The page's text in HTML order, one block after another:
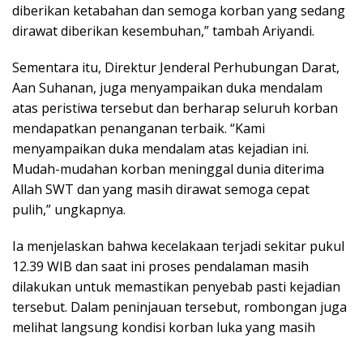
diberikan ketabahan dan semoga korban yang sedang
dirawat diberikan kesembuhan,” tambah Ariyandi.
Sementara itu, Direktur Jenderal Perhubungan Darat,
Aan Suhanan, juga menyampaikan duka mendalam
atas peristiwa tersebut dan berharap seluruh korban
mendapatkan penanganan terbaik. “Kami
menyampaikan duka mendalam atas kejadian ini.
Mudah-mudahan korban meninggal dunia diterima
Allah SWT dan yang masih dirawat semoga cepat
pulih,” ungkapnya.
Ia menjelaskan bahwa kecelakaan terjadi sekitar pukul
12.39 WIB dan saat ini proses pendalaman masih
dilakukan untuk memastikan penyebab pasti kejadian
tersebut. Dalam peninjauan tersebut, rombongan juga
melihat langsung kondisi korban luka yang masih